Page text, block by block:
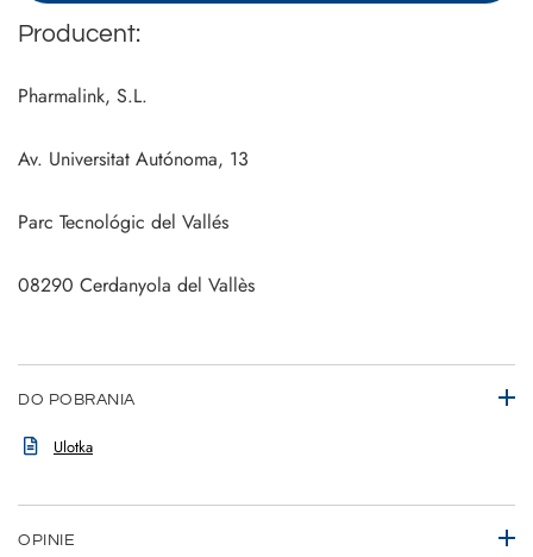
Producent:
Pharmalink, S.L.
Av. Universitat Autónoma, 13
Parc Tecnológic del Vallés
08290 Cerdanyola del Vallès
DO POBRANIA
Ulotka
OPINIE